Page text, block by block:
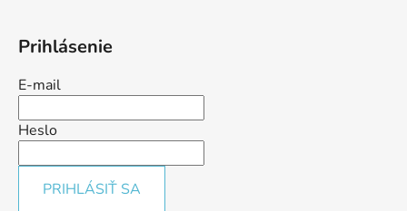
Prihlásenie
E-mail
Heslo
PRIHLÁSIŤ SA